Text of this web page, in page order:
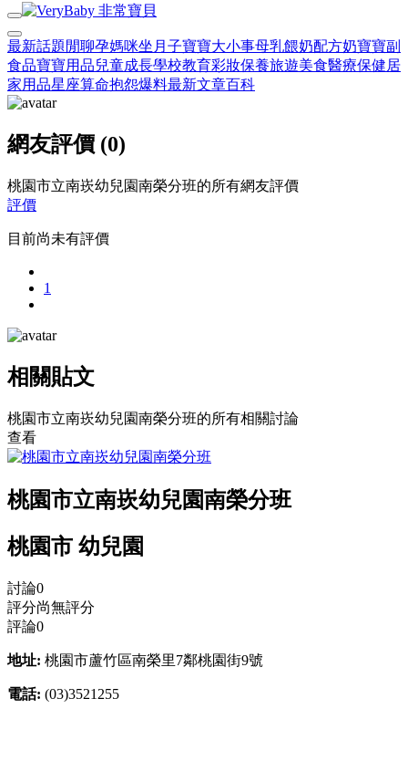
最新話題 閒聊孕媽咪坐月子寶寶大小事母乳餵奶配方奶寶寶副
食品寶寶用品兒童成長學校教育彩妝保養旅遊美食醫療保健居
家用品星座算命抱怨爆料最新文章百科
網友評價 (0)
桃園市立南崁幼兒園南榮分班的所有網友評價
評價
目前尚未有評價
1
相關貼文
桃園市立南崁幼兒園南榮分班的所有相關討論
查看
桃園市立南崁幼兒園南榮分班
桃園市 幼兒園
討論0
評分尚無評分
評論0
地址: 桃園市蘆竹區南榮里7鄰桃園街9號
電話: (03)3521255